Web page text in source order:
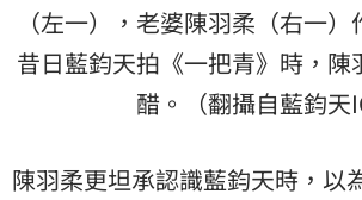
（左一），老婆陳羽柔（右一
昔日藍鈞天拍《一把青》時，陳
醋。（翻攝自藍鈞天
陳羽柔更坦承認識藍鈞天時，以